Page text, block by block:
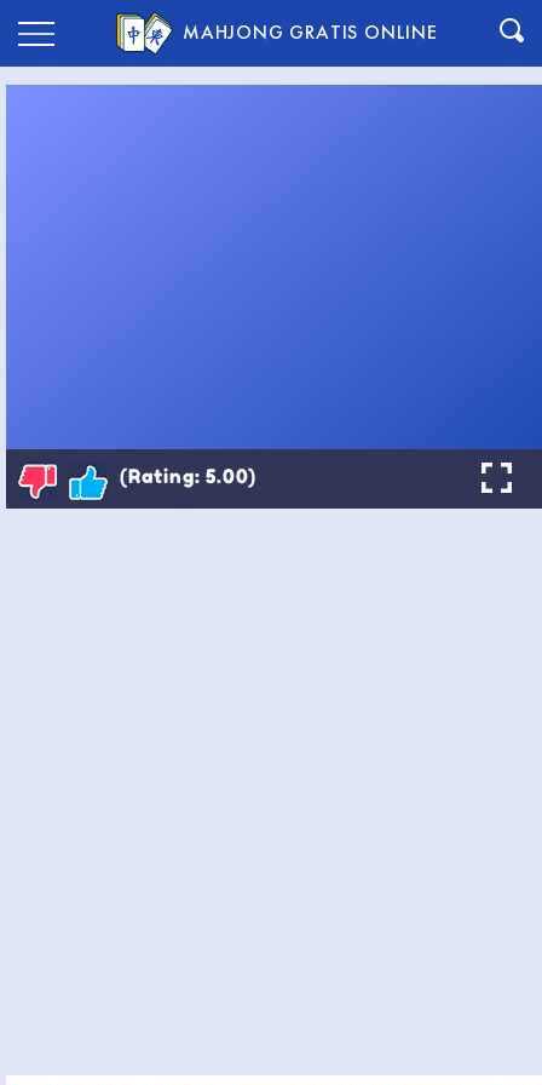
MAHJONG GRATIS ONLINE
(Rating: 5.00)